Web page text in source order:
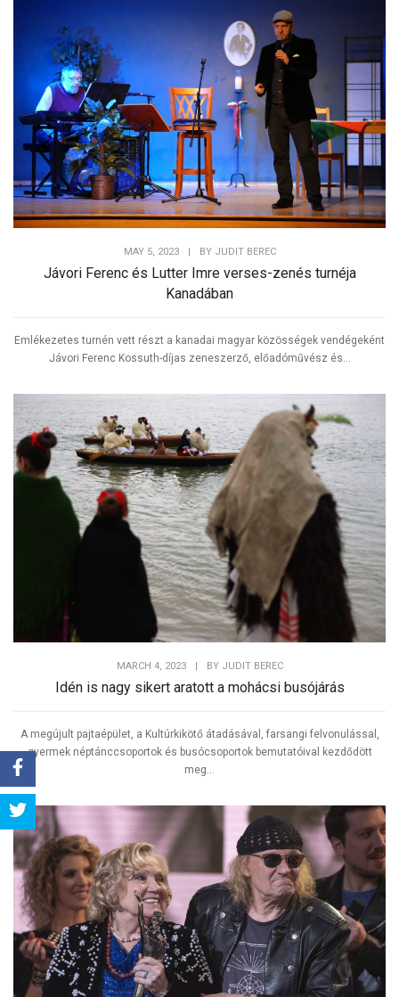
MAY 5, 2023 BY JUDIT BEREC
Jávori Ferenc és Lutter Imre verses-zenés turnéja
Kanadában
Emlékezetes turnén vett részt a kanadai magyar közösségek vendégeként
Jávori Ferenc Kossuth-díjas zeneszerző, előadóművész és...
MARCH 4, 2023 BY JUDIT BEREC
Idén is nagy sikert aratott a mohácsi busójárás
A megújult pajtaépület, a Kultúrkikötő átadásával, farsangi felvonulással,
gyermek néptánccsoportok és busócsoportok bemutatóival kezdődött
meg...
Share
Tweet